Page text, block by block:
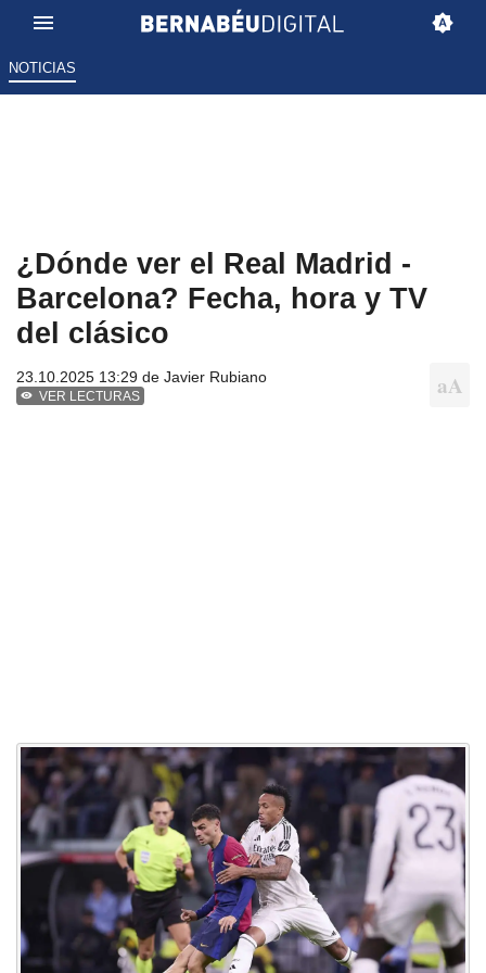
NOTICIAS
¿Dónde ver el Real Madrid -
Barcelona? Fecha, hora y TV
del clásico
23.10.2025 13:29 de Javier Rubiano
VER LECTURAS